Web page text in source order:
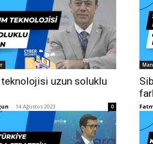
teknolojisi uzun soluklu
- 14 Ağustos 2023 0